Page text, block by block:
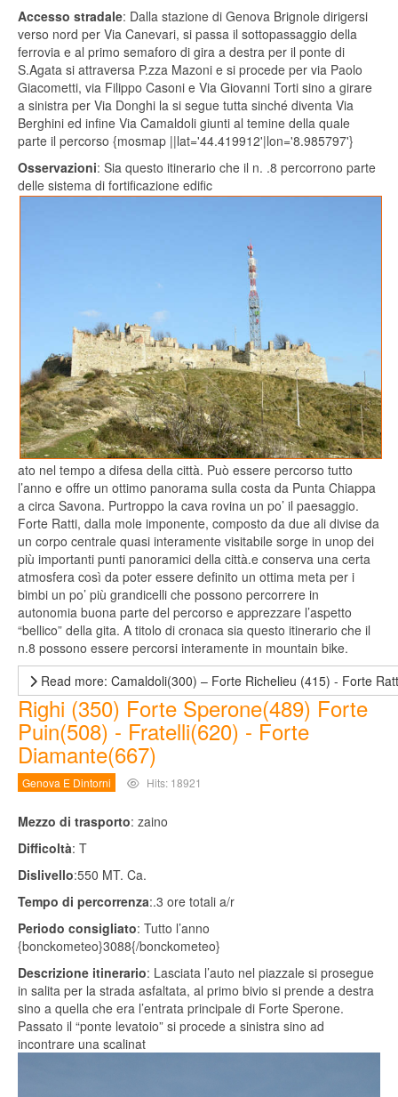
Accesso stradale: Dalla stazione di Genova Brignole dirigersi
verso nord per Via Canevari, si passa il sottopassaggio della
ferrovia e al primo semaforo di gira a destra per il ponte di
S.Agata si attraversa P.zza Mazoni e si procede per via Paolo
Giacometti, via Filippo Casoni e Via Giovanni Torti sino a girare
a sinistra per Via Donghi la si segue tutta sinché diventa Via
Berghini ed infine Via Camaldoli giunti al temine della quale
parte il percorso {mosmap ||lat='44.419912'|lon='8.985797'}
Osservazioni: Sia questo itinerario che il n. .8 percorrono parte
delle sistema di fortificazione edific
ato nel tempo a difesa della città. Può essere percorso tutto
l’anno e offre un ottimo panorama sulla costa da Punta Chiappa
a circa Savona. Purtroppo la cava rovina un po’ il paesaggio.
Forte Ratti, dalla mole imponente, composto da due ali divise da
un corpo centrale quasi interamente visitabile sorge in unop dei
più importanti punti panoramici della città.e conserva una certa
atmosfera così da poter essere definito un ottima meta per i
bimbi un po’ più grandicelli che possono percorrere in
autonomia buona parte del percorso e apprezzare l’aspetto
“bellico” della gita. A titolo di cronaca sia questo itinerario che il
n.8 possono essere percorsi interamente in mountain bike.
Read more: Camaldoli(300) – Forte Richelieu (415) - Forte
Righi (350) Forte Sperone(489) Forte
Puin(508) - Fratelli(620) - Forte
Diamante(667)
Genova E Dintorni Hits: 18921
Mezzo di trasporto: zaino
Difficoltà: T
Dislivello:550 MT. Ca.
Tempo di percorrenza:.3 ore totali a/r
Periodo consigliato: Tutto l’anno
{bonckometeo}3088{/bonckometeo}
Descrizione itinerario: Lasciata l’auto nel piazzale si prosegue
in salita per la strada asfaltata, al primo bivio si prende a destra
sino a quella che era l’entrata principale di Forte Sperone.
Passato il “ponte levatoio” si procede a sinistra sino ad
incontrare una scalinat